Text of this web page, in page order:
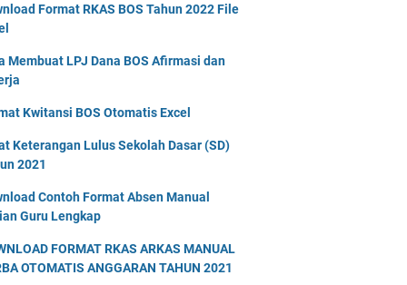
Format RKAS BOS Tahun 2022 File
Membuat LPJ Dana BOS Afirmasi dan
Kwitansi BOS Otomatis Excel
Keterangan Lulus Sekolah Dasar (SD)
2021
Contoh Format Absen Manual
Guru Lengkap
FORMAT RKAS ARKAS MANUAL
OTOMATIS ANGGARAN TAHUN 2021